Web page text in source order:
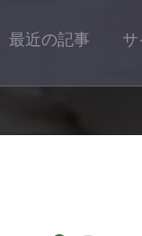
最近の記事